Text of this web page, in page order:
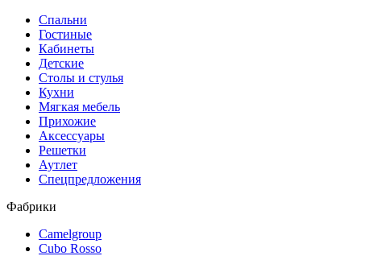
Спальни
Гостиные
Кабинеты
Детские
Столы и стулья
Кухни
Мягкая мебель
Прихожие
Аксессуары
Решетки
Аутлет
Спецпредложения
Фабрики
Camelgroup
Cubo Rosso